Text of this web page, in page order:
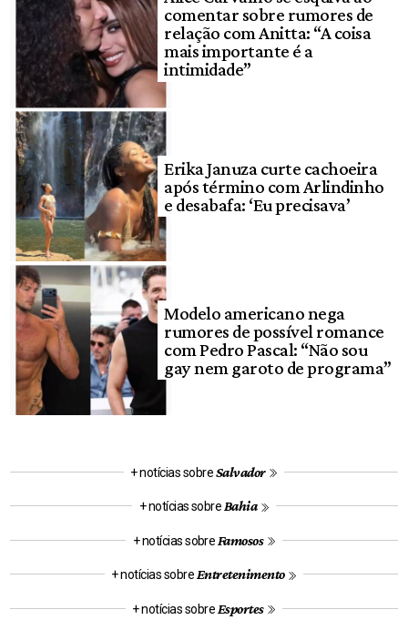
comentar sobre rumores de
relação com Anitta: “A coisa
mais importante é a
intimidade”
Erika Januza curte cachoeira
após término com Arlindinho
e desabafa: ‘Eu precisava’
Modelo americano nega
rumores de possível romance
com Pedro Pascal: “Não sou
gay nem garoto de programa”
+ notícias sobreSalvador
+ notícias sobre Bahia
+ notícias sobre Famosos
+ notícias sobre Entretenimento
+ notícias sobre Esportes